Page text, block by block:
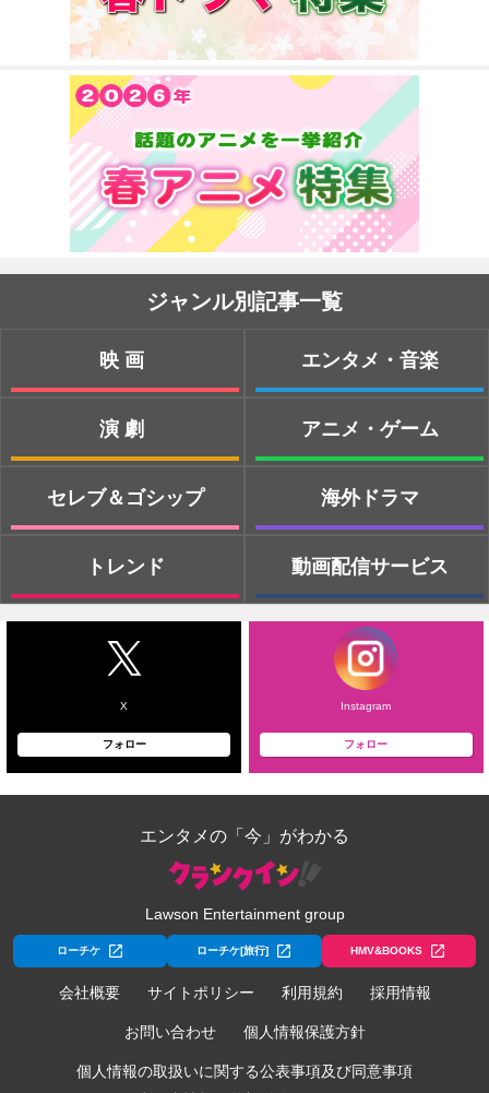
ジャンル別記事一覧
映画
演劇
セレブ＆ゴシップ
トレンド
エンタメ・音楽
アニメ・ゲーム
海外ドラマ
動画配信サービス
X
フォロー
Instagram
フォロー
エンタメの「今」がわかる
Lawson Entertainment group
ローチケ ローチケ[旅行] HMV&BOOKS
会社概要 サイトポリシー 利用規約 採用情報
お問い合わせ 個人情報保護方針
個人情報の取扱いに関する公表事項及び同意事項